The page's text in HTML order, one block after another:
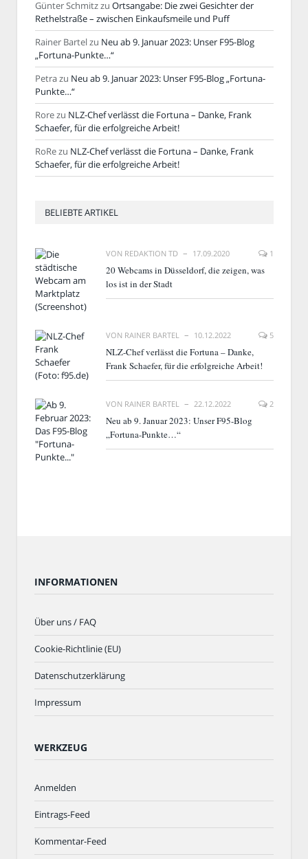
Günter Schmitzzu Ortsangabe: Die zwei Gesichter der
Rethelstraße – zwischen Einkaufsmeile und Puff
Rainer Bartelzu Neu ab 9. Januar 2023: Unser F95-Blog
„Fortuna-Punkte…“
Petrazu Neu ab 9. Januar 2023: Unser F95-Blog „Fortuna-
Punkte…“
Rorezu NLZ-Chef verlässt die Fortuna – Danke, Frank
Schaefer, für die erfolgreiche Arbeit!
RoRezu NLZ-Chef verlässt die Fortuna – Danke, Frank
Schaefer, für die erfolgreiche Arbeit!
BELIEBTE ARTIKEL
VON REDAKTION TD 17.09.2020 1
20 Webcams in Düsseldorf, die zeigen, was
los ist in der Stadt
VON RAINER BARTEL 10.12.2022 5
NLZ-Chef verlässt die Fortuna – Danke,
Frank Schaefer, für die erfolgreiche Arbeit!
VON RAINER BARTEL 22.12.2022 2
Neu ab 9. Januar 2023: Unser F95-Blog
„Fortuna-Punkte…“
INFORMATIONEN
Über uns / FAQ
Cookie-Richtlinie (EU)
Datenschutzerklärung
Impressum
WERKZEUG
Anmelden
Eintrags-Feed
Kommentar-Feed